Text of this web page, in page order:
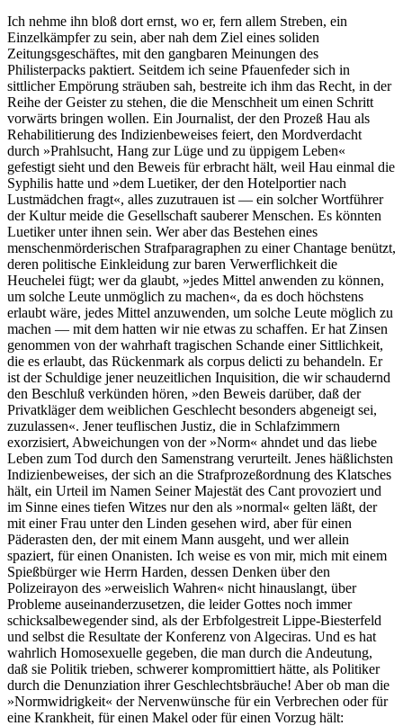
Ich nehme ihn bloß dort ernst, wo er, fern allem Streben, ein Einzelkämpfer zu sein, aber nah dem Ziel eines soliden Zeitungsgeschäftes, mit den gangbaren Meinungen des Philisterpacks paktiert. Seitdem ich seine Pfauenfeder sich in sittlicher Empörung sträuben sah, bestreite ich ihm das Recht, in der Reihe der Geister zu stehen, die die Menschheit um einen Schritt vorwärts bringen wollen. Ein Journalist, der den Prozeß Hau als Rehabilitierung des Indizienbeweises feiert, den Mordverdacht durch »Prahlsucht, Hang zur Lüge und zu üppigem Leben« gefestigt sieht und den Beweis für erbracht hält, weil Hau einmal die Syphilis hatte und »dem Luetiker, der den Hotelportier nach Lustmädchen fragt«, alles zuzutrauen ist — ein solcher Wortführer der Kultur meide die Gesellschaft sauberer Menschen. Es könnten Luetiker unter ihnen sein. Wer aber das Bestehen eines menschenmörderischen Strafparagraphen zu einer Chantage benützt, deren politische Einkleidung zur baren Verwerflichkeit die Heuchelei fügt; wer da glaubt, »jedes Mittel anwenden zu können, um solche Leute unmöglich zu machen«, da es doch höchstens erlaubt wäre, jedes Mittel anzuwenden, um solche Leute möglich zu machen — mit dem hatten wir nie etwas zu schaffen. Er hat Zinsen genommen von der wahrhaft tragischen Schande einer Sittlichkeit, die es erlaubt, das Rückenmark als corpus delicti zu behandeln. Er ist der Schuldige jener neuzeitlichen Inquisition, die wir schaudernd den Beschluß verkünden hören, »den Beweis darüber, daß der Privatkläger dem weiblichen Geschlecht besonders abgeneigt sei, zuzulassen«. Jener teuflischen Justiz, die in Schlafzimmern exorzisiert, Abweichungen von der »Norm« ahndet und das liebe Leben zum Tod durch den Samenstrang verurteilt. Jenes häßlichsten Indizienbeweises, der sich an die Strafprozeßordnung des Klatsches hält, ein Urteil im Namen Seiner Majestät des Cant provoziert und im Sinne eines tiefen Witzes nur den als »normal« gelten läßt, der mit einer Frau unter den Linden gesehen wird, aber für einen Päderasten den, der mit einem Mann ausgeht, und wer allein spaziert, für einen Onanisten. Ich weise es von mir, mich mit einem Spießbürger wie Herrn Harden, dessen Denken über den Polizeirayon des »erweislich Wahren« nicht hinauslangt, über Probleme auseinanderzusetzen, die leider Gottes noch immer schicksalbewegender sind, als der Erbfolgestreit Lippe-Biesterfeld und selbst die Resultate der Konferenz von Algeciras. Und es hat wahrlich Homosexuelle gegeben, die man durch die Andeutung, daß sie Politik trieben, schwerer kompromittiert hätte, als Politiker durch die Denunziation ihrer Geschlechtsbräuche! Aber ob man die »Normwidrigkeit« der Nervenwünsche für ein Verbrechen oder für eine Krankheit, für einen Makel oder für einen Vorzug hält: hundertmal aufregender als die Enthüllung der Liebenberger Zustände, hundertmal schmerzlicher an das Bewußtsein unserer kulturellen Mündigkeit greifend die Erfahrung, daß für jeden der Tag kommen kann, da er vor Gericht die Unlust zur Ausübung des normalen Beischlafes verantworten muß. Daß ein Antikorruptionist »mit flinkem Finger« ein Ehebett aufdecken kann, im Gerichtssaal einen General mit Enthüllungen bedroht, die diesen »zwingen könnten, den Rock auszuziehen«, und sich gnädig damit begnügt, ihm vor der Front der öffentlichen Meinung die Hosen herunterzutun. Daß einem Greis von einem Amtsrichter und zwei Schöffen, in Anwesenheit der Vertreter der Presse und unter Zuziehung des Dr. Magnus Hirschfeld das Geschlecht bestimmt wird. Und der Alpdruck, den man fürs ganze Leben aus der Ehe mit einer Hysterikerin mitnimmt, wird zum Belastungsmoment. Und eine geschiedene Frau, deren Zeugnis schon ihr Entschluß, es abzulegen, bedenklich macht, steht einem als vollwertige Zeugin gegenüber. Und jedes Wort, das einmal vor dem Schlafengehen gesprochen wurde, wird zum Gebet. Und durch ein Wort über die Ehe, mit dem Graf Moltke bloß eine tiefere Lebenskenntnis bewiesen hat als sein Quäler, soll ihm gelungen sein, wozu ihm dieser die Fähigkeit sonst so entschieden bestreitet: »die deutsche Frau zu schänden«. Aber wenn es auch vor deutschen Schöffen nicht zugegeben werden darf, daß die Ehe eine »legitime Notzuchtsanstalt« ist, Talleyrands Wort, sie sei »une union de deux mauvaises humeurs pendant le jour et de deux mauvaises odeurs pendant la nuit«, finde ich in einem Hefte der ›Zukunft‹. Allerdings bezeichnenderweise in einem Artikel, der die Unterschrift »Eulenburg« trägt. Dessen Abdruck in der ›Zukunft‹ rettet den Fürsten gleichen Namens wenigstens vor der Verwechslung mit dem Autor, der ein so normwidriges Bekenntnis zitiert, wenn ihn schon nichts vor der Agnoszierung durch den Kürassier Bollhardt retten kann. Nichts rettet vor den Kürassieren, nichts vor den Redakteuren, den Richtern und Sachverständigen. Musikalische Anlage ist ein Verdacht, getrennte Schlafzimmer sind ein Beweis, das Taschentuch eines Freundes (das der Gemahl zur scherzhaften Bestärkung eines Argwohns vor den Augen des weiblichen Othello an die Lippen führt) wird zum homosexuellen Fetisch, und ein Spitzname, wie er sich zwischen Kindern einer Familie bis ins Alter erhält, zum Losungswort des Straßenpöbels. Und dem Herrn Harden, der seinem Gott nicht einmal dafür dankt, daß sein häuslicher Rufname »Maxi« ihn bis heute nicht in homosexuellen Verdacht gebracht hat, sieht man »Männer die Hand schütteln«. Man hat seine Frage gehört, wie sich denn der Kläger durch die Bezeichnung »Süßer« beleidigt fühlen könne, wenn er sich durch ein anderes Kosewort nicht beleidigt fühle — die Frage eines Schlaukopfs, der nicht versteht, daß der Gegner sich gegen Anspielungen des Herrn Harden wehrt, nicht gegen Scherze, die seine Geschwister machen, und daß er durch die Erklärung der Harmlosigkeit eines Spottnamens sich nicht des Rechts begibt, sondern sein Recht erst beweist, sich durch die üble Deutung verletzt zu fühlen. Und in diesem Bubenstreit springt der Angeklagte gegen ihn, dessen unmännliches Wesen nach Schlachten, Wunden und vierzig Soldatenjahren endlich enthüllt werden soll, mit der Frage los, ob es denn nicht wahr, nicht erweislich wahr sei, daß er gern Süßigkeiten esse und Pralinees ins Theater mitnehme. Und eine Justiz, die die Feststellung zuläßt, daß der Kläger kosmetische Mittel angewandt habe, legt nicht das Rot der Scham auf. Sie läßt eine Beweisaufnahme über männliche Abnormität zu und besinnt sich keinen Augenblick auf eine Gerechtigkeit, die solche Schmach wenigstens durch die Beweisaufnahme über einen weiblichen Zauber paralysieren müßte, dem sich der Gatte durch Flucht oder Nichtablegen der Kleider entzogen hat. Sie läßt eine Zeugenschaft zu, mit deren Berufung der Angeklagte auch außerhalb des Gerichtssaals groben Unfug begeht: die Bismarcks, dessen Wort er nun gar als Stütze homosexueller Verdächtigung parat hat. Daß Fürst Eulenburg, der unerlaubterweise bestreitet, daß er »normwidrig« sei, in Wirklichkeit doch ein Päderast ist, gehört nach Herrn Bernstein zu jenen Bismarckworten, »an denen nicht zu drehn und zu deuteln ist« und die für einen Lustspiel-Juristen, der die Norm einer Ehe von »Herthas Hochzeit« ableitet, »dreiviertel Beweis« sind. Der Rest soll sich durch Lokalaugenschein nachholen lassen; und die Nochnichtdagewesenheit dieses ganzen Prozesses gipfelt in der »Heiterkeit« des Auditoriums, die der Amtsrichter durch den Beschluß hervorruft, den schwerkranken Fürsten vorzuladen, für den »eine seelische Aufregung ja doch nicht zu befürchten sei, da er sich selbst für unschuldig halte«. Herr Harden aber, dessen Enthüllungen in ihrer zerstörenden Wirkung nur durch den glücklichen Umstand abgeschwächt werden, daß er sie in unverständliche Worte kleidet und »Kinäden« sagt, wenn er Päderasten meint, er hält selbst die Arterienverkalkung noch für normwidrig und verlangt, daß der kranke Fürst »hergetragen werde«. Er wird es beweisen. Er hat nicht behauptet, aber er wird beweisen. Welch praktikable Verantwortung, die Ausflucht und Drohung verbindet! Er weiß etwas, was er nicht sagt, aber er hat daran nicht im Traum gedacht, als ers schrieb. Schon die Spitzfindigkeit, die sich auf den juristischen Unterschied zwischen der Behauptung perverser Anlage und dem Vorwurf perversen Handelns zurückzog, war erbärmlich; aber die Berufung auf beide Möglichkeiten ist — um es mit dem stärksten Wort zu bezeichnen — eine Flunkerfinte. Dieser Justiz, die sich von Herrn Harden zweifach düpieren ließ, hätte man wenigstens klarmachen sollen, daß in den engen Grenzen sexueller Aussprache und im weiten Gebiete sexueller Phantasie die kleinste Andeutung den ganzen Inhalt bedeutet und daß die landläufige Unkenntnis in homosexuellen Dingen von der leisesten Verspottung »unmännlichen Wesens« immer den Eindruck empfängt, die Tathandlung, und zwar in jener schwersten Form, die das deutsche Gesetz bestraft, sei gemeint worden. Durch Jahre hat Herr Harden über dem Lebensglück einiger Familien das Damoklesschwert seiner Informiertheit gehalten; er mag einfältigen Lesern einreden, daß die Anspielung dem öffentlichen Interesse besser gedient habe als die Aussprache, nie aber könnte er bestreiten, daß sie eine gefährlichere Waffe ist, da sie zur Beleidigung die Drohung fügt. Und wäre es wahr, daß die politische Gefahr eines »Grüppchens« gebannt werden sollte, so war die Aufstöberung mit Waffen zu besorgen, die das publizistische Kriegsrecht erlaubt! Es ist aber nicht wahr, es ist eine herzlose, von aller geschichtlichen Erfahrung verlassene Lüge, daß »Normwidrigkeit« zur Ausübung eines öffentlichen Amtes untauglich macht. Günstlingswirtschaft ist ein Übel im Staat, das der mutige Publizist aufdecken mag. Mißbrauch des Subordinationsverhältnisses in der Armee mag seine Kritik herausfordern. Solche Erscheinung, nicht ihre Ursache, ist die Normwidrigkeit, die uns bekümmert. Wohl hat, wer in sein eigenes Privatleben greift, indem er ihm öffentliche Rücksichten opfert, keinen Anspruch auf Diskretion. Aber nicht die Richtung des Geschlechtstriebs, die Berührung des Pflich